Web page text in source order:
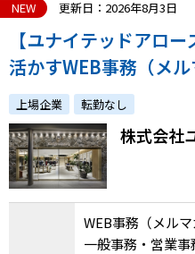
NEW 更新日：2026年8月3日
【ユナイテッドアロ
活かすWEB事務（メ
◆正社員／年間休日120
上場企業 転勤なし
株式会社
WEB事務（メルマ
一般事務・営業